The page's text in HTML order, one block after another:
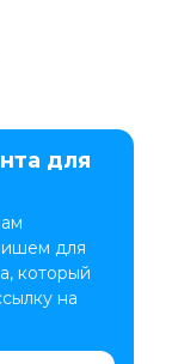
для
для
который
на